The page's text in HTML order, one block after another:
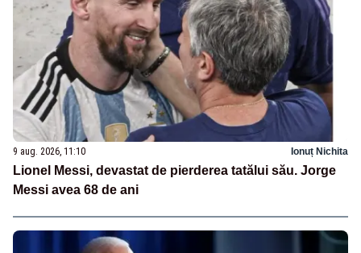
9 aug. 2026, 11:10 Ionuț Nichita
Lionel Messi, devastat de pierderea tatălui său. Jorge
Messi avea 68 de ani